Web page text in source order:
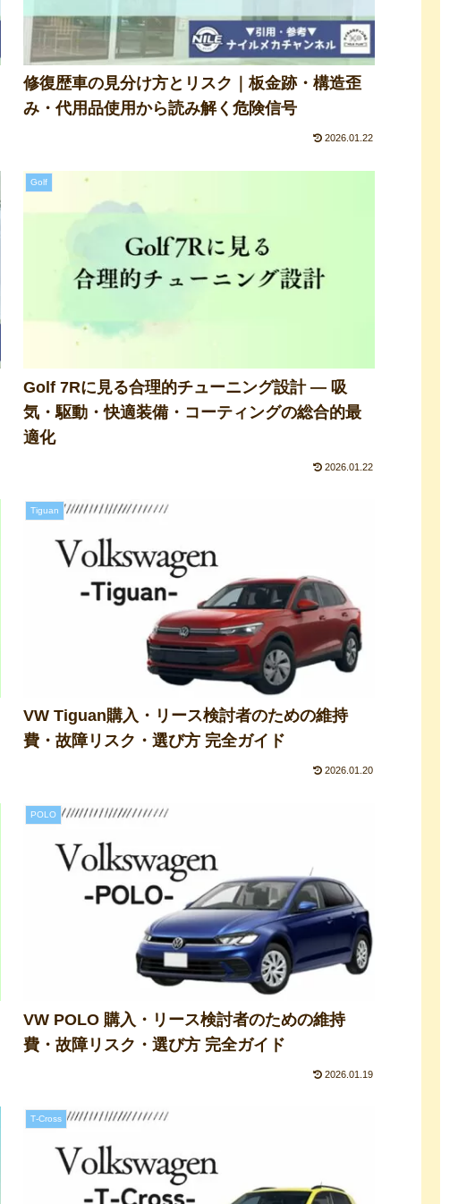
修復歴車の見分け方とリスク｜板金跡・構造歪
み・代用品使用から読み解く危険信号
2026.01.22
Golf
Golf 7Rに見る合理的チューニング設計 ― 吸
気・駆動・快適装備・コーティングの総合的最
適化
2026.01.22
Tiguan
VW Tiguan購入・リース検討者のための維持
費・故障リスク・選び方 完全ガイド
2026.01.20
POLO
VW POLO 購入・リース検討者のための維持
費・故障リスク・選び方 完全ガイド
2026.01.19
T‑Cross